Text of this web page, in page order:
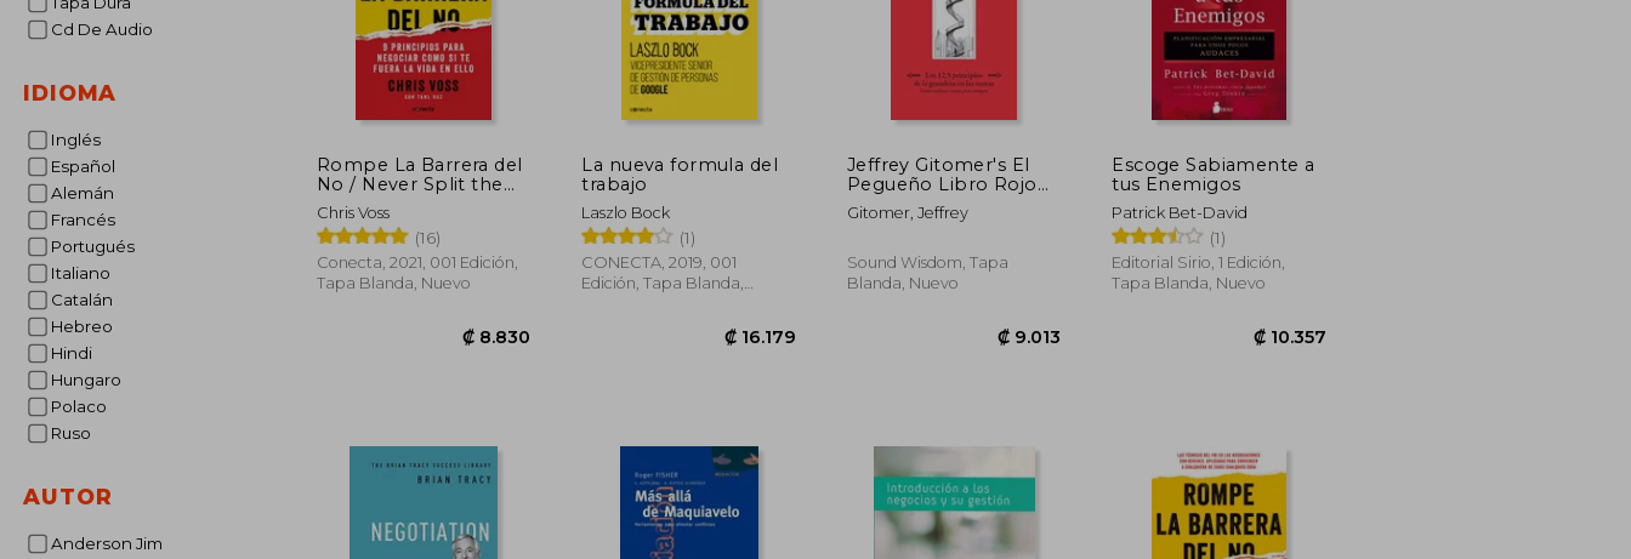
Cd De Audio
IDIOMA
Inglés
Español
Alemán
Francés
Portugués
Italiano
Catalán
Hebreo
Hindi
Hungaro
Polaco
Ruso
AUTOR
Anderson Jim
Rompe La Barrera del
No / Never Split the
Difference
Chris Voss
(16)
Conecta, 2021, 001 Edición,
Tapa Blanda, Nuevo
La nueva formula del
trabajo
Laszlo Bock
(1)
CONECTA, 2019, 001
Edición, Tapa Blanda,
₡ 16.179
Jeffrey Gitomer's El
Pegueño Libro Rojo
de Las Ventas (Jeffrey
Gitomer's Little Red
12.5 Principios de la
Grandeza En Las
Gitomer, Jeffrey
Sound Wisdom, Tapa
Blanda, Nuevo
Escoge Sabiamente a
tus Enemigos
Patrick Bet-David
(1)
Editorial Sirio, 1 Edición,
Tapa Blanda, Nuevo